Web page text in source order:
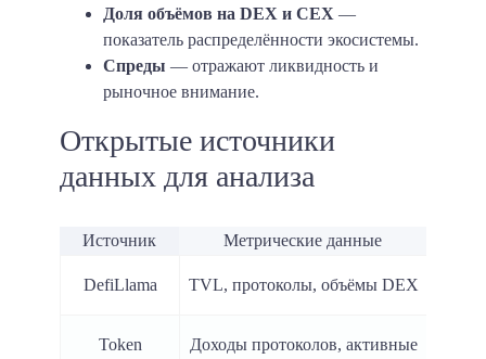
Доля объёмов на DEX и CEX —
показатель распределённости экосистемы.
Спреды — отражают ликвидность и
рыночное внимание.
Открытые источники
данных для анализа
Источник Метрические данные
DefiLlama TVL, протоколы, объёмы DEX
Token
Доходы протоколов, активные